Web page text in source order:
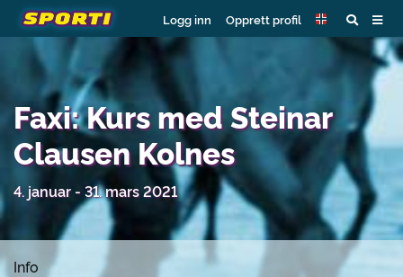
Logg inn Opprett profil
Faxi: Kurs med Steinar
Clausen Kolnes
4. januar - 31. mars 2021
Info